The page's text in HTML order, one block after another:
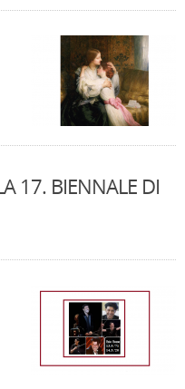
17. BIENNALE DI